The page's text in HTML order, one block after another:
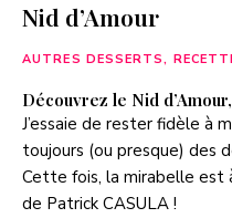
Nid d’Amour
AUTRES DESSERTS,
Découvrez le Nid
J’essaie de rester fidèle à
toujours (ou presque) des
Cette fois, la mirabelle est
de Patrick CASULA !